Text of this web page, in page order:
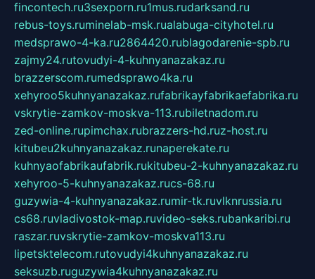
fincontech.ru3sexporn.ru1mus.rudarksand.ru
rebus-toys.ruminelab-msk.rualabuga-cityhotel.ru
medsprawo-4-ka.ru2864420.rublagodarenie-spb.ru
zajmy24.rutovudyi-4-kuhnyanazakaz.ru
brazzerscom.rumedsprawo4ka.ru
xehyroo5kuhnyanazakaz.rufabrikayfabrikaefabrika.ru
vskrytie-zamkov-moskva-113.rubiletnadom.ru
zed-online.rupimchax.rubrazzers-hd.ruz-host.ru
kitubeu2kuhnyanazakaz.runaperekate.ru
kuhnyaofabrikaufabrik.rukitubeu-2-kuhnyanazakaz.ru
xehyroo-5-kuhnyanazakaz.rucs-68.ru
guzywia-4-kuhnyanazakaz.rumir-tk.ruvlknrussia.ru
cs68.ruvladivostok-map.ruvideo-seks.rubankaribi.ru
raszar.ruvskrytie-zamkov-moskva113.ru
lipetsktelecom.rutovudyi4kuhnyanazakaz.ru
seksuzb.ruguzywia4kuhnyanazakaz.ru